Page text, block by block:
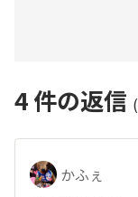
4件の返信
かふぇ